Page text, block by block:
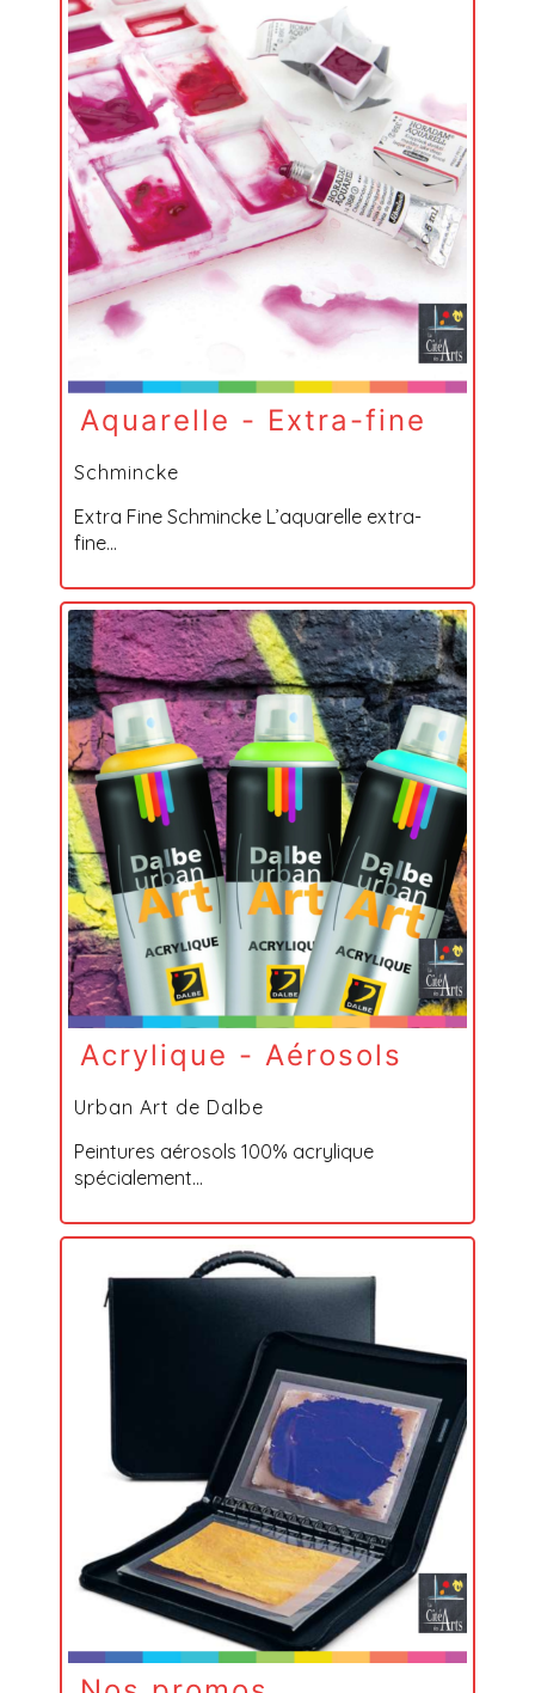
Aquarelle - Extra-fine
Schmincke
Extra Fine Schmincke L’aquarelle extra-
fine...
Acrylique - Aérosols
Urban Art de Dalbe
Peintures aérosols 100% acrylique
spécialement...